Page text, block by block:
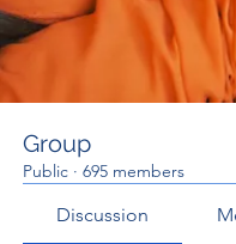
Group
Public · 695 members
Discussion